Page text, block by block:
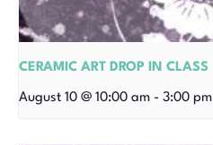
CERAMIC ART DROP IN CLASS
August 10 @ 10:00 am - 3:00 pm